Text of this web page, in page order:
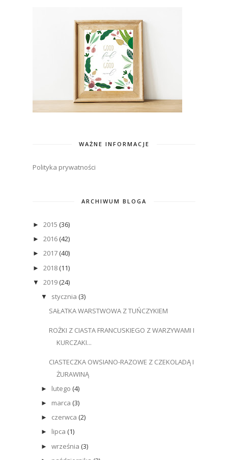
WAŻNE INFORMACJE
Polityka prywatności
ARCHIWUM BLOGA
► 2015 (36)
► 2016 (42)
► 2017 (40)
► 2018 (11)
▼ 2019 (24)
▼ stycznia (3)
SAŁATKA WARSTWOWA Z TUŃCZYKIEM
ROŻKI Z CIASTA FRANCUSKIEGO Z WARZYWAMI I
KURCZAKI...
CIASTECZKA OWSIANO-RAZOWE Z CZEKOLADĄ I
ŻURAWINĄ
► lutego (4)
► marca (3)
► czerwca (2)
► lipca (1)
► września (3)